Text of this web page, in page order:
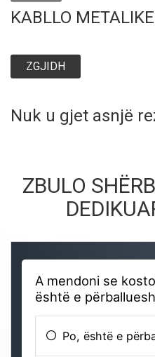
KABLLO METALIKE
ZGJIDH
Nuk u gjet asnjë
ZBULO